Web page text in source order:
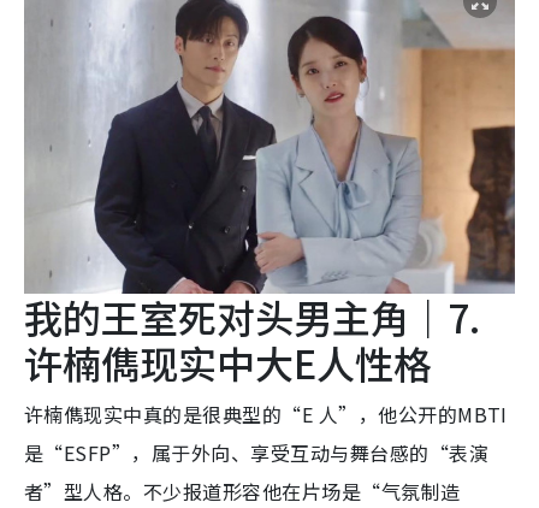
我的王室死对头男主角｜7.
许楠儁现实中大E人性格
许楠儁现实中真的是很典型的“E 人”，他公开的MBTI
是“ESFP”，属于外向、享受互动与舞台感的“表演
者”型人格。不少报道形容他在片场是“气氛制造